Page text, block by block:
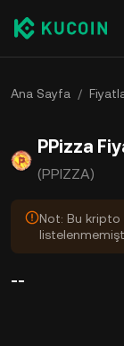
Ana Sayfa /
PPizza
(PPIZZA)
Not: Bu kripto
--